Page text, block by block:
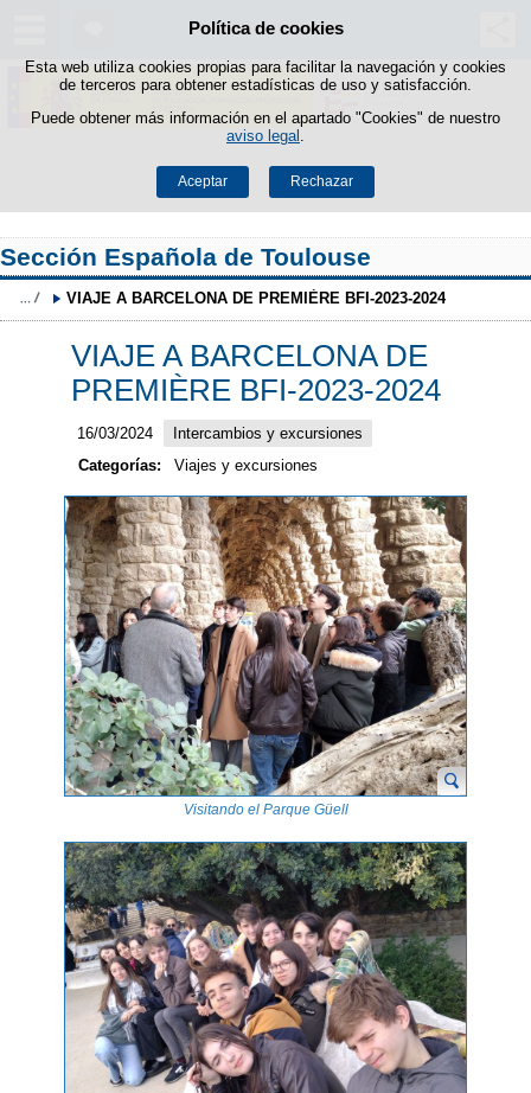
Política de cookies
Esta web utiliza cookies propias para facilitar la navegación y cookies
de terceros para obtener estadísticas de uso y satisfacción.
Puede obtener más información en el apartado "Cookies" de nuestro
aviso legal
Aceptar Rechazar
Saltar al contenido
Sección Española de Toulouse
VIAJE A BARCELONA DE PREMIÈRE BFI-2023-2024
VIAJE A BARCELONA DE
PREMIÈRE BFI-2023-2024
16/03/2024
Intercambios y excursiones
Categorías:
Viajes y excursiones
Visitando el Parque Güell